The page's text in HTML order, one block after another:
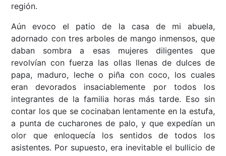
región.
Aún evoco el patio de la casa de mi abuela,
adornado con tres arboles de mango inmensos, que
daban sombra a esas mujeres diligentes que
revolvían con fuerza las ollas llenas de dulces de
papa, maduro, leche o piña con coco, los cuales
eran devorados insaciablemente por todos los
integrantes de la familia horas más tarde. Eso sin
contar los que se cocinaban lentamente en la estufa,
a punta de cucharones de palo, y que expedían un
olor que enloquecía los sentidos de todos los
asistentes. Por supuesto, era inevitable el bullicio de